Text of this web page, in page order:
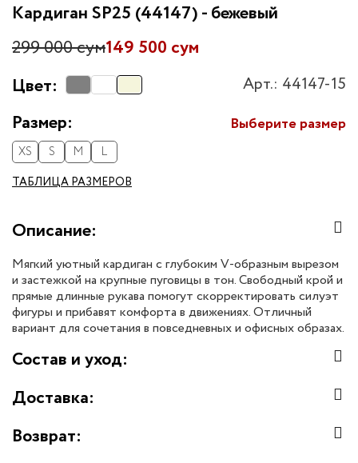
Кардиган SP25 (44147) - бежевый
149 500 сум
299 000 сум
Цвет:
Арт.: 44147-15
Размер:
XS S M
L
ТАБЛИЦА РАЗМЕРОВ
Выберите размер
Описание:
Мягкий уютный кардиган с глубоким V-образным вырезом
и застежкой на крупные пуговицы в тон. Свободный крой и
прямые длинные рукава помогут скорректировать силуэт
фигуры и прибавят комфорта в движениях. Отличный
вариант для сочетания в повседневных и офисных образах.
Состав и уход:
Доставка:
Возврат: